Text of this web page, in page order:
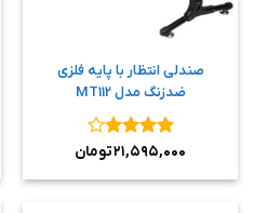
صندلی انتظار با پایه فلزی
ضدزنگ مدل MT112
نمره۴
۲۱,۵۹۵,۰۰۰تومان